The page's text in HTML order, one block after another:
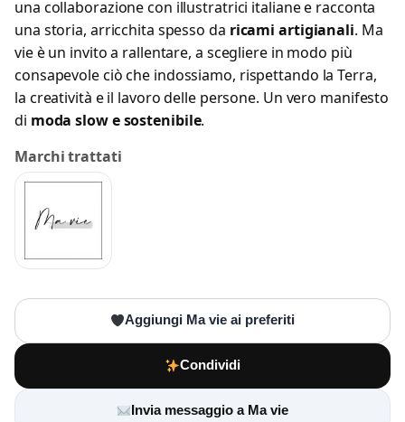
una collaborazione con illustratrici italiane e racconta
una storia, arricchita spesso da ricami artigianali. Ma
vie è un invito a rallentare, a scegliere in modo più
consapevole ciò che indossiamo, rispettando la Terra,
la creatività e il lavoro delle persone. Un vero manifesto
di moda slow e sostenibile.
Marchi trattati
Aggiungi Ma vie ai preferiti
Condividi
Invia messaggio a Ma vie